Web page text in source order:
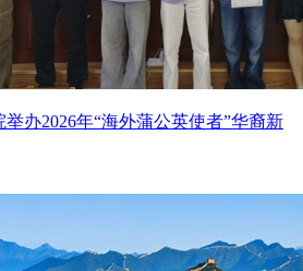
办2026年“海外蒲公英使者”华裔新